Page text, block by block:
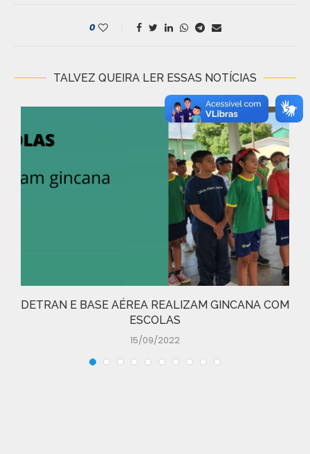
0
TALVEZ QUEIRA LER ESSAS NOTÍCIAS
DETRAN E BASE AÉREA REALIZAM GINCANA COM
ESCOLAS
15/09/2022